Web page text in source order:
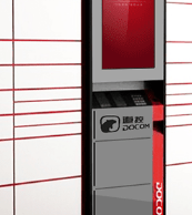
门禁